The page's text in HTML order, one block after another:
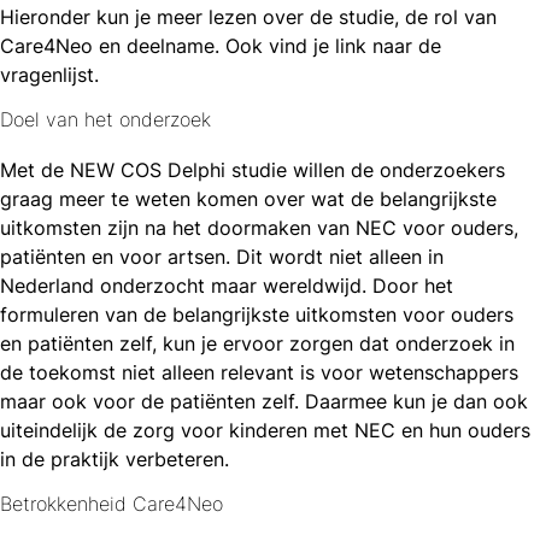
Hieronder kun je meer lezen over de studie, de rol van
Care4Neo en deelname. Ook vind je link naar de
vragenlijst.
Doel van het onderzoek
Met de NEW COS Delphi studie willen de onderzoekers
graag meer te weten komen over wat de belangrijkste
uitkomsten zijn na het doormaken van NEC voor ouders,
patiënten en voor artsen. Dit wordt niet alleen in
Nederland onderzocht maar wereldwijd. Door het
formuleren van de belangrijkste uitkomsten voor ouders
en patiënten zelf, kun je ervoor zorgen dat onderzoek in
de toekomst niet alleen relevant is voor wetenschappers
maar ook voor de patiënten zelf. Daarmee kun je dan ook
uiteindelijk de zorg voor kinderen met NEC en hun ouders
in de praktijk verbeteren.
Betrokkenheid Care4Neo